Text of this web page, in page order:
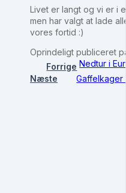
Livet er langt og vi er i
men har valgt at lade
vores fortid :)
Oprindeligt publiceret
Forrige Nedtur i
Næste
Gaffelkager